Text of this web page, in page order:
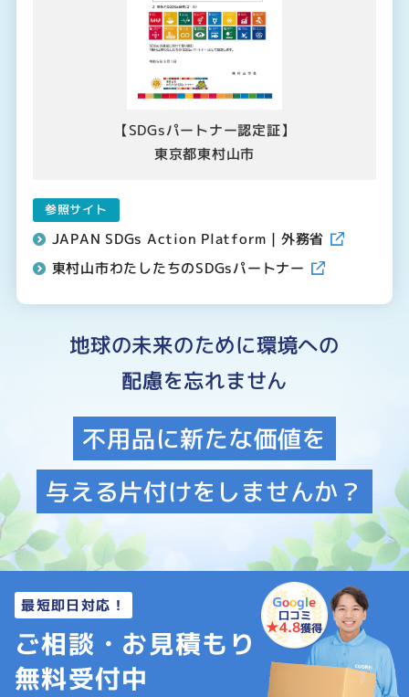
【SDGsパートナー認定証】
東京都東村山市
参照サイト
JAPAN SDGs Action Platform｜外務省
東村山市わたしたちのSDGsパートナー
地球の未来のために環境への
配慮を忘れません
不用品に新たな価値を
与える片付けをしませんか？
最短即日対応！
ご相談・お見積もり
無料受付中
口コミ
★4.8獲得